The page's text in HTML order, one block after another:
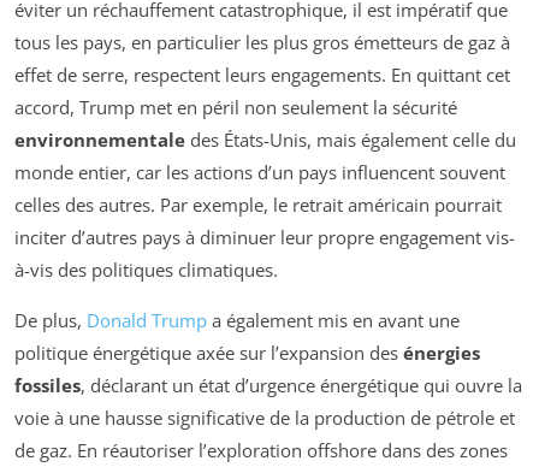
éviter un réchauffement catastrophique, il est impératif que
tous les pays, en particulier les plus gros émetteurs de gaz à
effet de serre, respectent leurs engagements. En quittant cet
accord, Trump met en péril non seulement la sécurité
environnementale des États-Unis, mais également celle du
monde entier, car les actions d’un pays influencent souvent
celles des autres. Par exemple, le retrait américain pourrait
inciter d’autres pays à diminuer leur propre engagement vis-
à-vis des politiques climatiques.
De plus, Donald Trump a également mis en avant une
politique énergétique axée sur l’expansion des énergies
fossiles, déclarant un état d’urgence énergétique qui ouvre la
voie à une hausse significative de la production de pétrole et
de gaz. En réautoriser l’exploration offshore dans des zones